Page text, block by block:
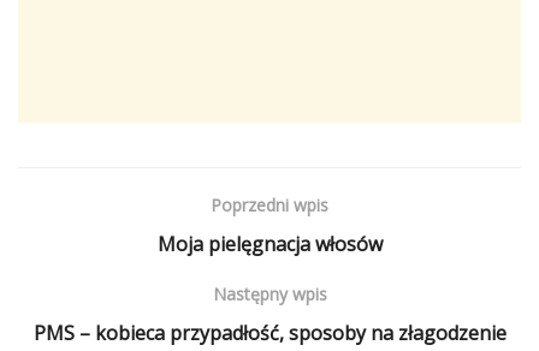
Poprzedni wpis
Moja pielęgnacja włosów
Następny wpis
PMS – kobieca przypadłość, sposoby na złagodzenie